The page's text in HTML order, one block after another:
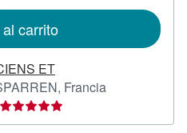
carrito
ET
Francia
Calificación